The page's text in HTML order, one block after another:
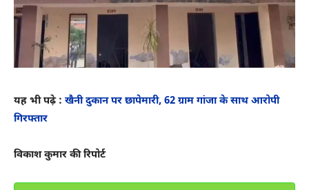
यह भी पढ़े : खैनी दुकान पर छापेमारी, 62 ग्राम गांजा के साथ आरोपी
गिरफ्तार
विकाश कुमार की रिपोर्ट